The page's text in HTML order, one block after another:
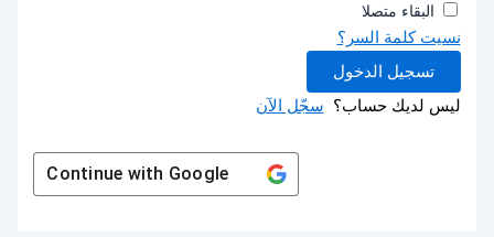
البقاء متصلا
نسيت كلمة السر؟
تسجيل الدخول
ليس لديك حساب؟ سجّل الآن
Continue withGoogle